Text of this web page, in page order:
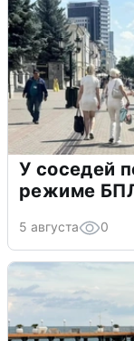
У соседей
режиме
5 августа 0